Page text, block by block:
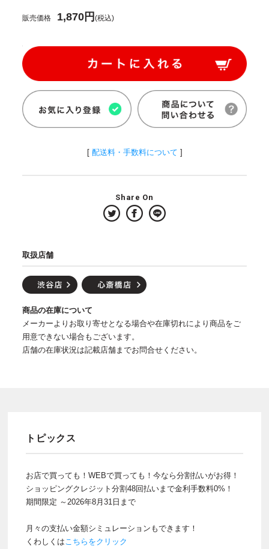
販売価格 1,870円(税込)
[ 配送料・手数料について ]
Share On
取扱店舗
商品の在庫について
メーカーよりお取り寄せとなる場合や在庫切れにより商品をご
用意できない場合もございます。
店舗の在庫状況は記載店舗までお問合せください。
トピックス
お店で買っても！WEBで買っても！今なら分割払いがお得！
ショッピングクレジット分割48回払いまで金利手数料0%！
期間限定 ～2026年8月31日まで
月々の支払い金額シミュレーションもできます！
くわしくはこちらをクリック